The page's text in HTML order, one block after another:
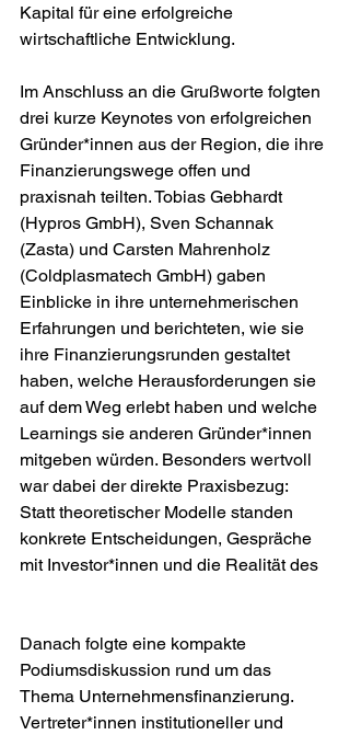
Kapital für eine erfolgreiche
wirtschaftliche Entwicklung.
Im Anschluss an die Grußworte folgten
drei kurze Keynotes von erfolgreichen
Gründer*innen aus der Region, die ihre
Finanzierungswege offen und
praxisnah teilten. Tobias Gebhardt
(Hypros GmbH), Sven Schannak
(Zasta) und Carsten Mahrenholz
(Coldplasmatech GmbH) gaben
Einblicke in ihre unternehmerischen
Erfahrungen und berichteten, wie sie
ihre Finanzierungsrunden gestaltet
haben, welche Herausforderungen sie
auf dem Weg erlebt haben und welche
Learnings sie anderen Gründer*innen
mitgeben würden. Besonders wertvoll
war dabei der direkte Praxisbezug:
Statt theoretischer Modelle standen
konkrete Entscheidungen, Gespräche
mit Investor*innen und die Realität des
Danach folgte eine kompakte
Podiumsdiskussion rund um das
Thema Unternehmensfinanzierung.
Vertreter*innen institutioneller und